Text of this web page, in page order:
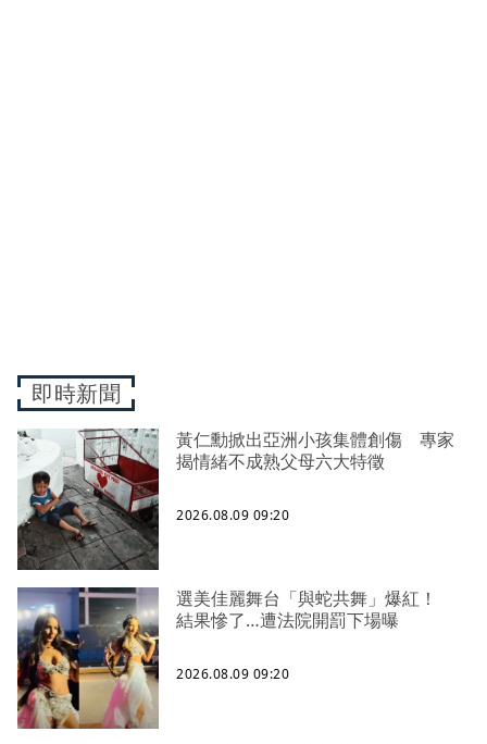
即時新聞
黃仁勳掀出亞洲小孩集體創傷 專家
揭情緒不成熟父母六大特徵
2026.08.09 09:20
選美佳麗舞台「與蛇共舞」爆紅！
結果慘了…遭法院開罰下場曝
2026.08.09 09:20